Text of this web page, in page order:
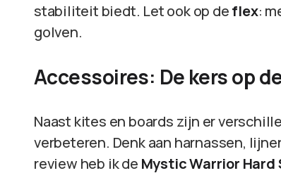
stabiliteit biedt. Let ook op deflex:
golven.
Accessoires: De kers op
Naast kites en boards zijn er
verbeteren. Denk aan harnassen,
review heb ik de Mystic Warrior Hard